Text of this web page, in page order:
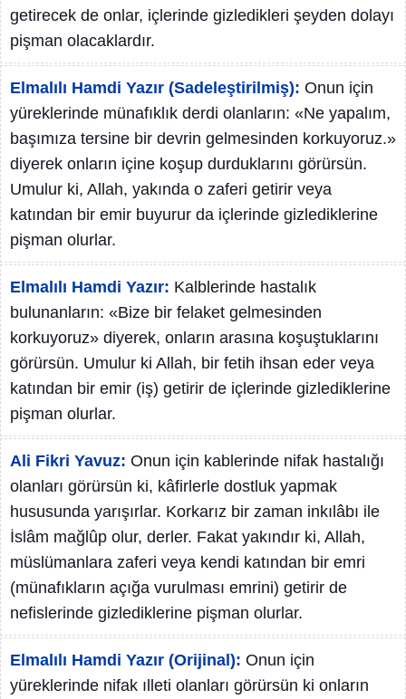
getirecek de onlar, içlerinde gizledikleri şeyden dolayı
pişman olacaklardır.
Elmalılı Hamdi Yazır (Sadeleştirilmiş): Onun için
yüreklerinde münafıklık derdi olanların: «Ne yapalım,
başımıza tersine bir devrin gelmesinden korkuyoruz.»
diyerek onların içine koşup durduklarını görürsün.
Umulur ki, Allah, yakında o zaferi getirir veya
katından bir emir buyurur da içlerinde gizlediklerine
pişman olurlar.
Elmalılı Hamdi Yazır: Kalblerinde hastalık
bulunanların: «Bize bir felaket gelmesinden
korkuyoruz» diyerek, onların arasına koşuştuklarını
görürsün. Umulur ki Allah, bir fetih ihsan eder veya
katından bir emir (iş) getirir de içlerinde gizlediklerine
pişman olurlar.
Ali Fikri Yavuz: Onun için kablerinde nifak hastalığı
olanları görürsün ki, kâfirlerle dostluk yapmak
hususunda yarışırlar. Korkarız bir zaman inkılâbı ile
İslâm mağlûp olur, derler. Fakat yakındır ki, Allah,
müslümanlara zaferi veya kendi katından bir emri
(münafıkların açığa vurulması emrini) getirir de
nefislerinde gizlediklerine pişman olurlar.
Elmalılı Hamdi Yazır (Orijinal): Onun için
yüreklerinde nifak ılleti olanları görürsün ki onların